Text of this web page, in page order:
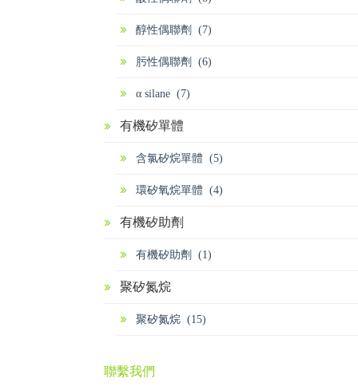
醇性偶聯劑 (7)
肟性偶聯劑 (6)
α silane (7)
有機矽單體
含氯矽烷單體 (5)
環矽氧烷單體 (4)
有機矽助劑
有機矽助劑 (1)
聚矽氮烷
聚矽氮烷 (15)
聯繫我們